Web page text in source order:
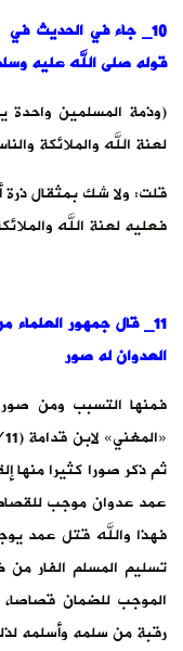
قوله صلى الله عليه
(وذمة المسلمين واحدة
لعنة الله والملائكة
قلت: ولا شك بمثقال
فعليه لعنة الله
11_ قال جمهور
العدوان له صور
فمنها التسبب ومن
ثم ذكر صورا كثيرا
عمد عدوان موجب
فهذا والله قتل عمد
تسليم المسلم الفار
الموجب للضمان
رقبة من سلمه وأسلمه